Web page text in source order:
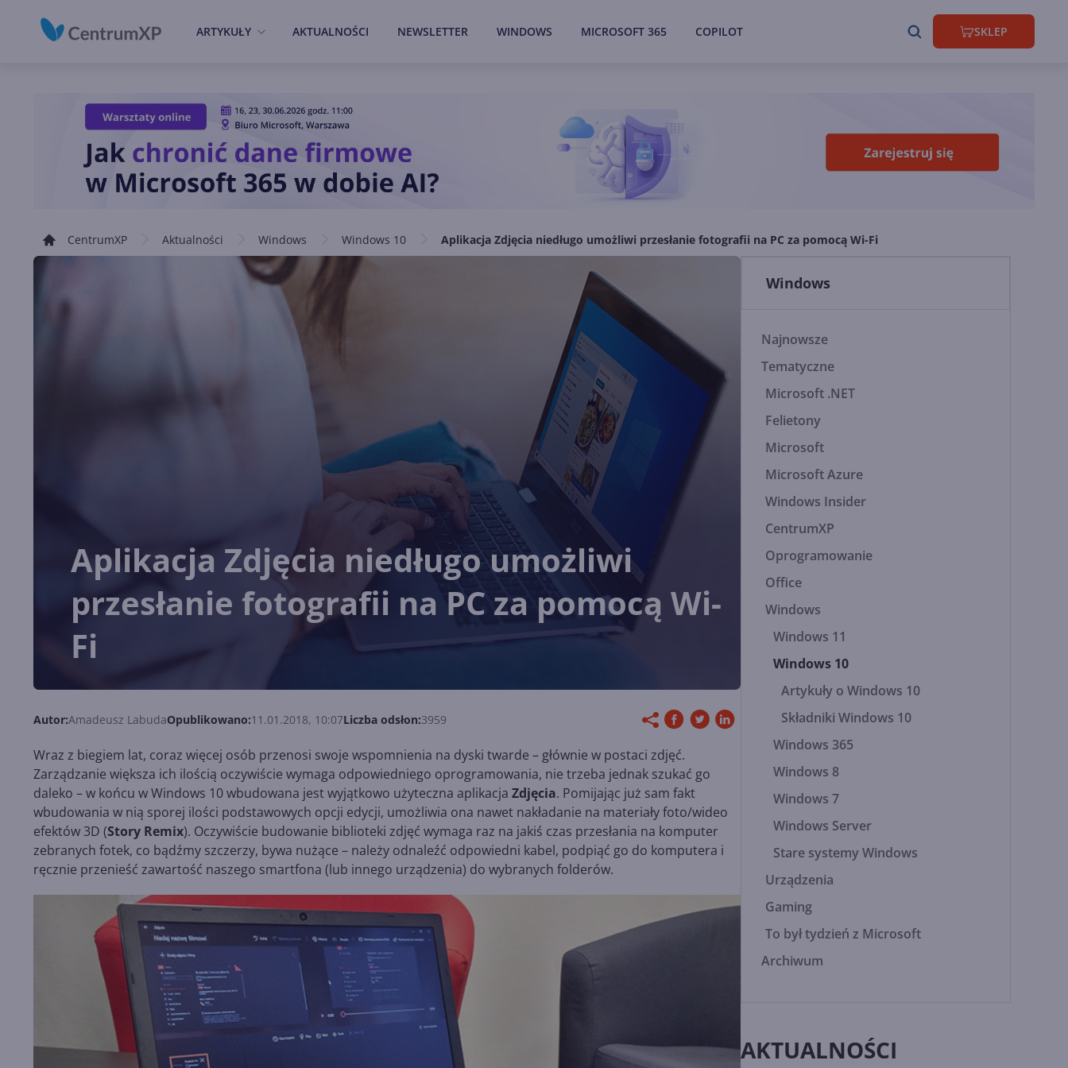
ARTYKUŁY AKTUALNOŚCI NEWSLETTER WINDOWS MICROSOFT 365 COPILOT SKLEP
CentrumXP Aktualności Windows Windows 10 Aplikacja Zdjęcia niedługo umożliwi przesłanie fotografii na PC za pomocą Wi-Fi
Aplikacja Zdjęcia niedługo umożliwi
przesłanie fotografii na PC za pomocą Wi-
Fi
Autor:Amadeusz LabudaOpublikowano:11.01.2018, 10:07Liczba odsłon:3959
Wraz z biegiem lat, coraz więcej osób przenosi swoje wspomnienia na dyski twarde – głównie w postaci zdjęć.
Zarządzanie większa ich ilością oczywiście wymaga odpowiedniego oprogramowania, nie trzeba jednak szukać go
daleko – w końcu w Windows 10 wbudowana jest wyjątkowo użyteczna aplikacja Zdjęcia. Pomijając już sam fakt
wbudowania w nią sporej ilości podstawowych opcji edycji, umożliwia ona nawet nakładanie na materiały foto/wideo
efektów 3D (Story Remix). Oczywiście budowanie biblioteki zdjęć wymaga raz na jakiś czas przesłania na komputer
zebranych fotek, co bądźmy szczerzy, bywa nużące – należy odnaleźć odpowiedni kabel, podpiąć go do komputera i
ręcznie przenieść zawartość naszego smartfona (lub innego urządzenia) do wybranych folderów.
Windows
Najnowsze
Tematyczne
Microsoft .NET
Felietony
Microsoft
Microsoft Azure
Windows Insider
CentrumXP
Oprogramowanie
Office
Windows
Windows 11
Windows 10
Artykuły o Windows 10
Składniki Windows 10
Windows 365
Windows 8
Windows 7
Windows Server
Stare systemy Windows
Urządzenia
Gaming
To był tydzień z Microsoft
Archiwum
AKTUALNOŚCI